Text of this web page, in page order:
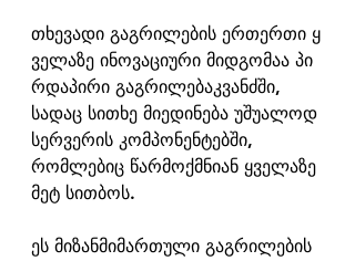
თხევადი გაგრილების ერთერთი ყ
ველაზე ინოვაციური მიდგომაა პი
რდაპირი გაგრილებაკვანძში,
სადაც სითხე მიედინება უშუალოდ
სერვერის კომპონენტებში,
რომლებიც წარმოქმნიან ყველაზე
მეტ სითბოს.
ეს მიზანმიმართული გაგრილების